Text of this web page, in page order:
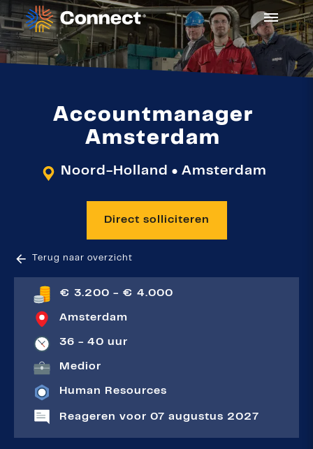
Accountmanager
Amsterdam
Noord-Holland ● Amsterdam
Direct solliciteren
Terug naar overzicht
€ 3.200 - € 4.000
Amsterdam
36 - 40 uur
Medior
Human Resources
Reageren voor 07 augustus 2027